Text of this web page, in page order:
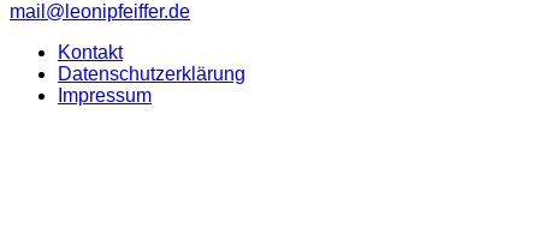
mail@leonipfeiffer.de
Kontakt
Datenschutzerklärung
Impressum